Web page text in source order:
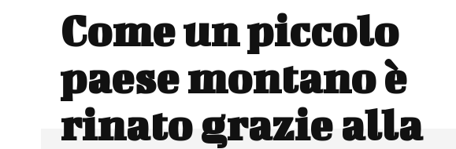
Come un piccolo
paese montano è
rinato grazie alla